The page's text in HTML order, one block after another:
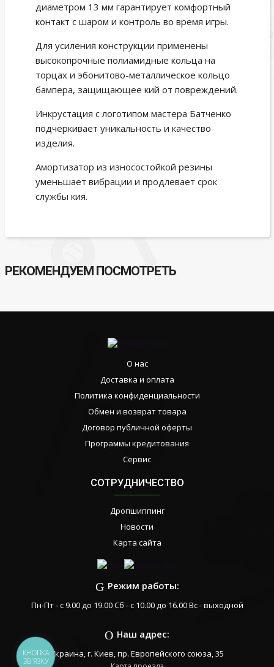
диаметром 13 мм гарантирует комфортный
контакт с шаром и контроль во время игры.
Для усиления конструкции применены
высокопрочные полиамидные кольца на
торцах и эбонитово-металлическое кольцо
бампера, защищающее кий от повреждений.
Инкрустация с логотипом мастера Батченко
подчеркивает уникальность и качество
изделия.
Амортизатор из износостойкой резины
уменьшает вибрации и продлевает срок
службы кия.
РЕКОМЕНДУЕМ ПОСМОТРЕТЬ
О нас
Доставка и оплата
Политика конфиденциальности
Обмен и возврат товара
Договор публичной оферты
Программы кредитования
Сервис
СОТРУДНИЧЕСТВО
Дропшиппинг
Новости
Карта сайта
Режим работы:
Пн-Пт - с 9.00 до 19.00 Сб - с 10.00 до 16.00 Вс - выходной
Наш адрес:
Украина, г. Киев, пр. Европейского союза, 35
КНОПКА
ЗВ'ЯЗКУ